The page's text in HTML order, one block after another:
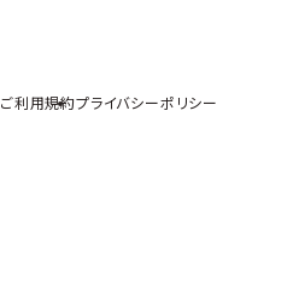
ご利用規約プライバシーポリシー